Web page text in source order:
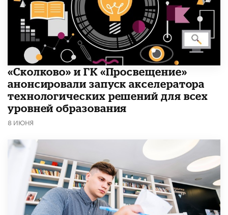
«Сколково» и ГК «Просвещение»
анонсировали запуск акселератора
технологических решений для всех
уровней образования
8 ИЮНЯ